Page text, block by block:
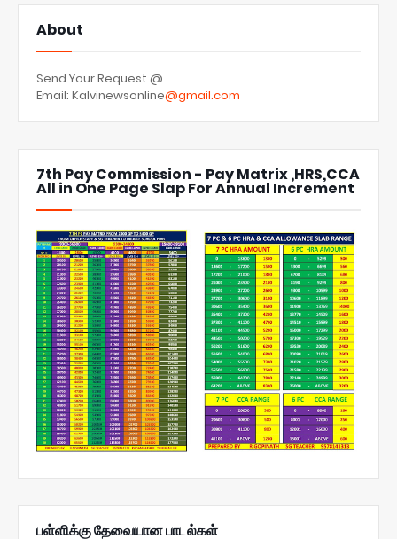
About
Send Your Request @
Email: Kalvinewsonline@gmail.com
7th Pay Commission - Pay Matrix ,HRS,CCA
All in One Page Slap For Annual Increment
பள்ளிக்கு தேவையான பாடல்கள்